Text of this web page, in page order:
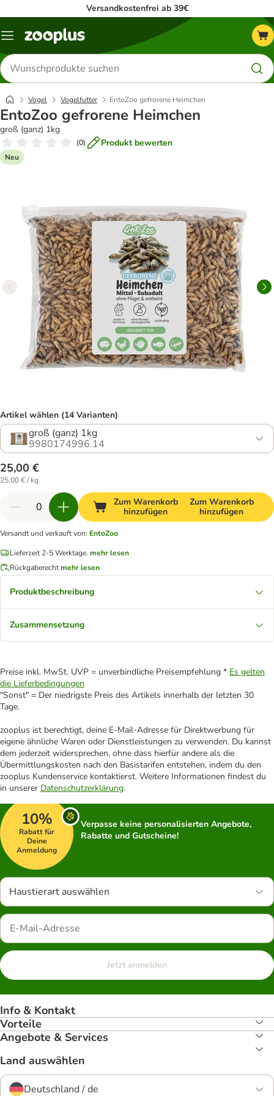
Versandkostenfrei ab 39€
Menü
Produkte
suchen
Vogel Vogelfutter EntoZoo gefrorene Heimchen
EntoZoo gefrorene Heimchen
groß (ganz) 1kg
(0) Produkt bewerten
Neu
Artikel wählen (14 Varianten)
groß (ganz) 1kg
9980174996.14
25,00 €
25,00 € / kg
Zum Warenkorb
hinzufügen
Zum Warenkorb
hinzufügen
Versandt und verkauft von: EntoZoo
Lieferzeit 2-5 Werktage. mehr lesen
Rückgaberechtmehr lesen
Produktbeschreibung
Zusammensetzung
Preise inkl. MwSt. UVP = unverbindliche Preisempfehlung * Es gelten
die Lieferbedingungen
"Sonst" = Der niedrigste Preis des Artikels innerhalb der letzten 30
Tage.
zooplus ist berechtigt, deine E-Mail-Adresse für Direktwerbung für
eigene ähnliche Waren oder Dienstleistungen zu verwenden. Du kannst
dem jederzeit widersprechen, ohne dass hierfür andere als die
Übermittlungskosten nach den Basistarifen entstehen, indem du den
zooplus Kundenservice kontaktierst. Weitere Informationen findest du
in unserer Datenschutzerklärung.
10%
Rabatt für
Deine
Anmeldung
Verpasse keine personalisierten Angebote,
Rabatte und Gutscheine!
Haustierart auswählen
Jetzt anmelden
Info & Kontakt
Vorteile
Angebote & Services
Land auswählen
Deutschland / de